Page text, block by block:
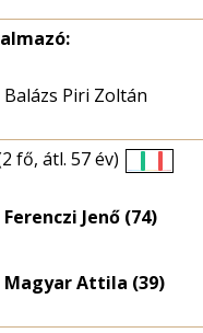
Balázs Piri Zoltán
fő, átl. 57 év)
eloszlás
Ferenczi Jenő (74)
Magyar Attila (39)